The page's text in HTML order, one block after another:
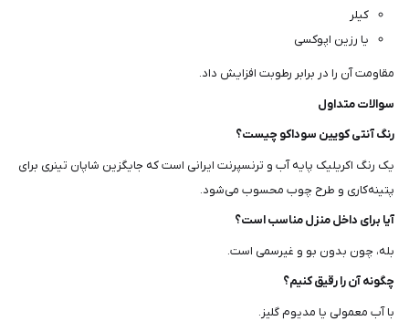
کیلر
یا رزین اپوکسی
مقاومت آن را در برابر رطوبت افزایش داد.
سوالات متداول
رنگ آنتی کویین سوداکو چیست؟
یک رنگ اکریلیک پایه آب و ترنسپرنت ایرانی است که جایگزین شاپان تینری برای
پتینه‌کاری و طرح چوب محسوب می‌شود.
آیا برای داخل منزل مناسب است؟
بله، چون بدون بو و غیرسمی است.
چگونه آن را رقیق کنیم؟
با آب معمولی یا مدیوم گلیز.